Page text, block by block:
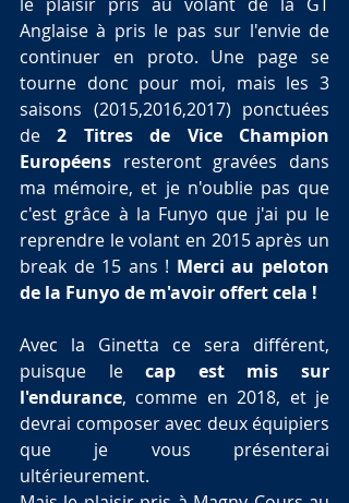
Anglaise à pris le pas sur l'envie de
continuer en proto. Une page se
tourne donc pour moi, mais les 3
saisons (2015,2016,2017) ponctuées
de 2 Titres de Vice Champion
Européens resteront gravées dans
ma mémoire, et je n'oublie pas que
c'est grâce à la Funyo que j'ai pu le
reprendre le volant en 2015 après un
break de 15 ans ! Merci au peloton
de la Funyo de m'avoir offert cela !
Avec la Ginetta ce sera différent,
puisque le cap est mis sur
l'endurance, comme en 2018, et je
devrai composer avec deux équipiers
que je vous présenterai
ultérieurement.